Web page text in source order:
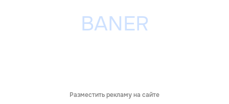
Разместить рекламу на сайте